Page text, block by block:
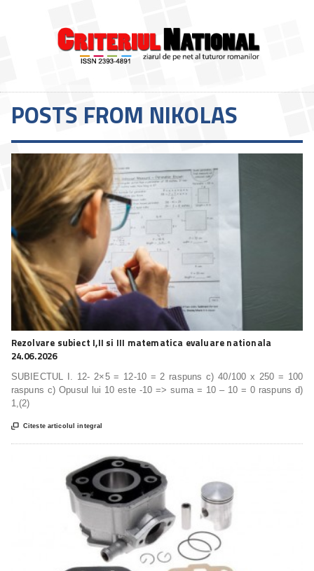
POSTS FROM NIKOLAS
Rezolvare subiect I,II si III matematica evaluare nationala
24.06.2026
SUBIECTUL I. 12- 2×5 = 12-10 = 2 raspuns c) 40/100 x 250 = 100
raspuns c) Opusul lui 10 este -10 => suma = 10 – 10 = 0 raspuns d)
1,(2)
 Citeste articolul integral